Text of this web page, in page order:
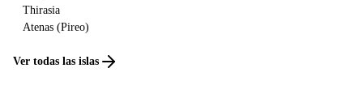
Thirasia
Atenas (Pireo)
Ver todas las islas